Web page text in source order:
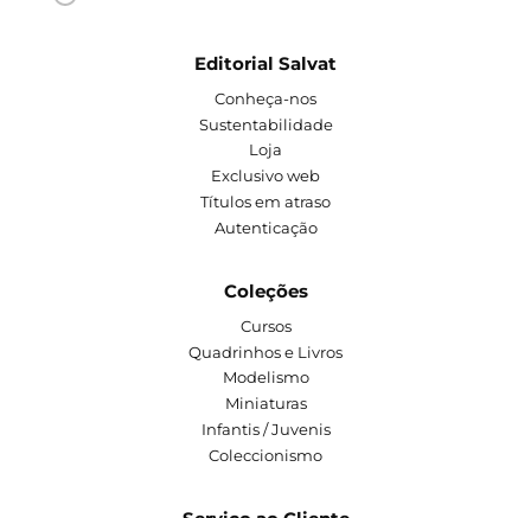
Editorial Salvat
Conheça-nos
Sustentabilidade
Loja
Exclusivo web
Títulos em atraso
Autenticação
Coleções
Cursos
Quadrinhos e Livros
Modelismo
Miniaturas
Infantis / Juvenis
Coleccionismo